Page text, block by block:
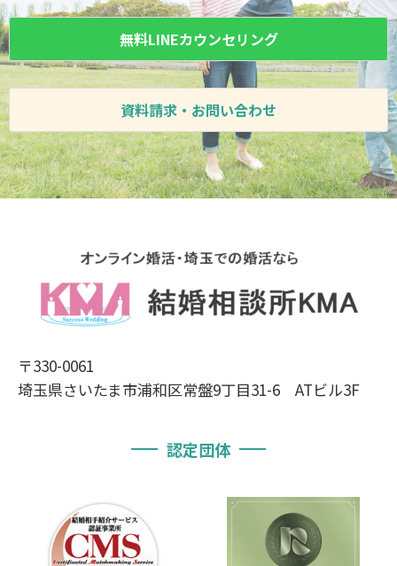
無料LINEカウンセリング
資料請求・お問い合わせ
〒330-0061
埼玉県さいたま市浦和区常盤9丁目31-6 ATビル3F
認定団体